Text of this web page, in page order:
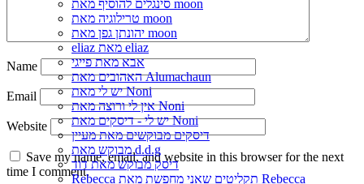
סינגלים להוסיף מאת moon
טרילוגיה מאת moon
יהונתן גפן מאת moon
eliaz מאת eliaz
אבא מאת פייגי
האהובים מאת Alumachaun
יש לי מאת Noni
אין לי ורוצה מאת Noni
יש לי - דיסקים מאת Noni
דיסקים מבוקשים מאת מעיין
מבוקש מאת d.d.g
דיסק מבוקש מאת דוד
Rebecca תקליטים שאני מחפשת מאת Rebecca
Name
Email
Website
Save my name, email, and website in this browser for the next
time I comment.